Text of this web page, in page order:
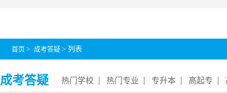
首页 > 成考答疑 > 列表
成考答疑 热门学校 热门专业 专升本 高起专